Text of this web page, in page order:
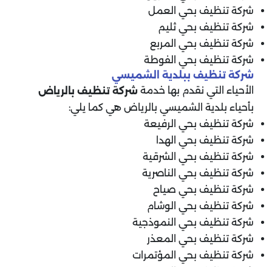
شركة تنظيف بحي العمل
شركة تنظيف بحي ثليم
شركة تنظيف بحي المربع
شركة تنظيف بحي الفوطة
شركة تنظيف ببلدية الشميسي
الأحياء التي نقدم بها خدمة شركة تنظيف بالرياض
بأحياء بلدية الشميسي بالرياض هي كما يلي:
شركة تنظيف بحي الرفيعة
شركة تنظيف بحي الهدا
شركة تنظيف بحي الشرقية
شركة تنظيف بحي الناصرية
شركة تنظيف بحي صياح
شركة تنظيف بحي الوشام
شركة تنظيف بحي النموذجية
شركة تنظيف بحي المعذر
شركة تنظيف بحي المؤتمرات